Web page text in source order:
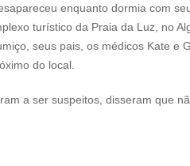
enquanto dormia com
turístico da Praia da Luz, no
seus pais, os médicos Kate e
do local.
a ser suspeitos, disseram que